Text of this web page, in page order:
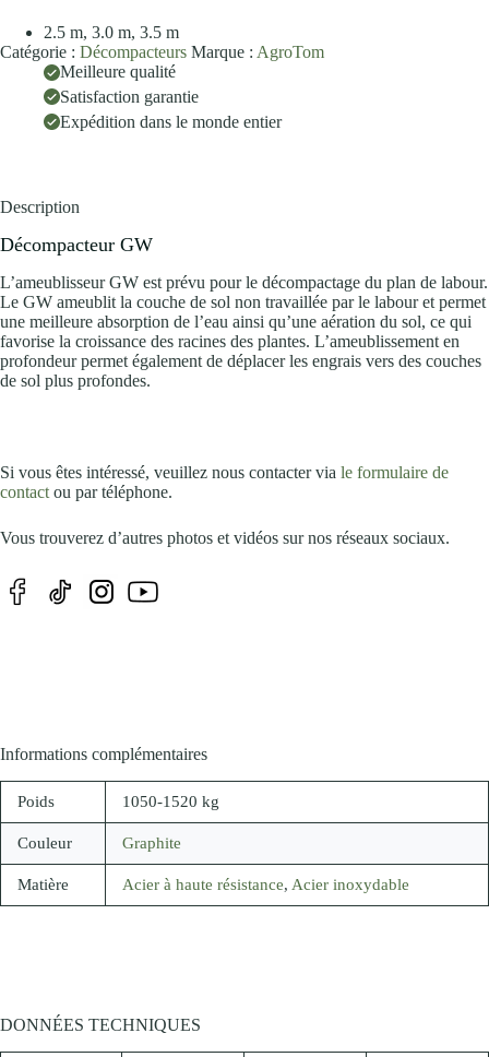
2.5 m, 3.0 m, 3.5 m
Catégorie : Décompacteurs Marque : AgroTom
Meilleure qualité
Satisfaction garantie
Expédition dans le monde entier
Description
Décompacteur GW
L’ameublisseur GW est prévu pour le décompactage du plan de labour.
Le GW ameublit la couche de sol non travaillée par le labour et permet
une meilleure absorption de l’eau ainsi qu’une aération du sol, ce qui
favorise la croissance des racines des plantes. L’ameublissement en
profondeur permet également de déplacer les engrais vers des couches
de sol plus profondes.
Si vous êtes intéressé, veuillez nous contacter via le formulaire de
contact ou par téléphone.
Vous trouverez d’autres photos et vidéos sur nos réseaux sociaux.
Informations complémentaires
Poids 1050-1520 kg
Couleur Graphite
Matière Acier à haute résistance, Acier inoxydable
DONNÉES TECHNIQUES